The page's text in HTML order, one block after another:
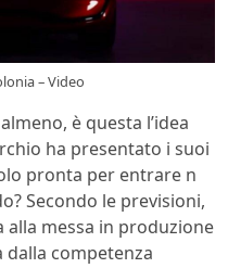
– Video
è questa l’idea
ha presentato i suoi
pronta per entrare n
Secondo le previsioni,
alla messa in produzione
dalla competenza